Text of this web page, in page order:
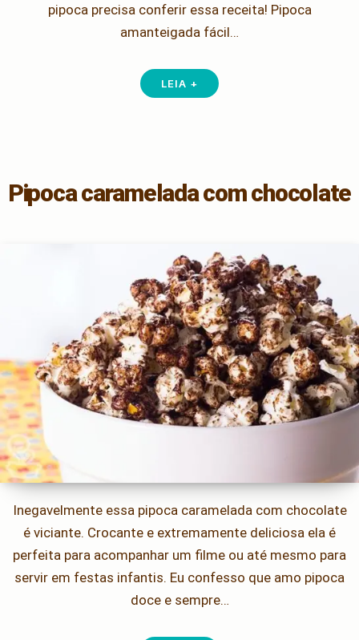
pipoca precisa conferir essa receita! Pipoca
amanteigada fácil…
LEIA +
Pipoca caramelada com chocolate
Inegavelmente essa pipoca caramelada com chocolate
é viciante. Crocante e extremamente deliciosa ela é
perfeita para acompanhar um filme ou até mesmo para
servir em festas infantis. Eu confesso que amo pipoca
doce e sempre…